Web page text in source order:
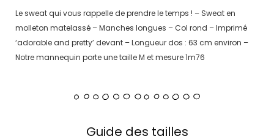
Le sweat qui vous rappelle de prendre le temps ! – Sweat en
molleton matelassé – Manches longues – Col rond – Imprimé
‘adorable and pretty’ devant – Longueur dos : 63 cm environ –
Notre mannequin porte une taille M et mesure 1m76
Guide des tailles